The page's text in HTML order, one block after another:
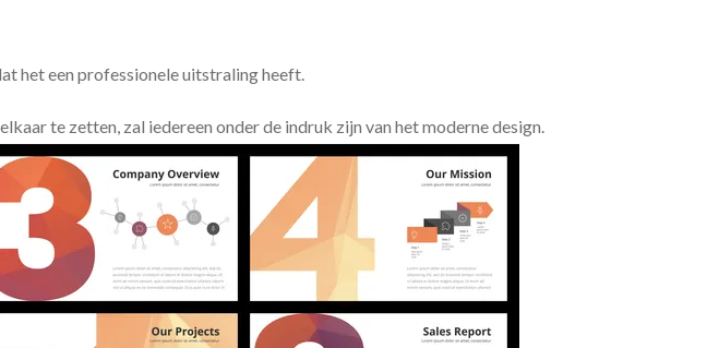
het een professionele uitstraling heeft.
te zetten, zal iedereen onder de indruk zijn van het moderne design.